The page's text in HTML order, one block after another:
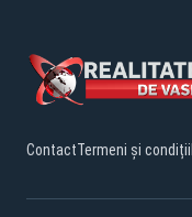
ContactTermeni și condiții